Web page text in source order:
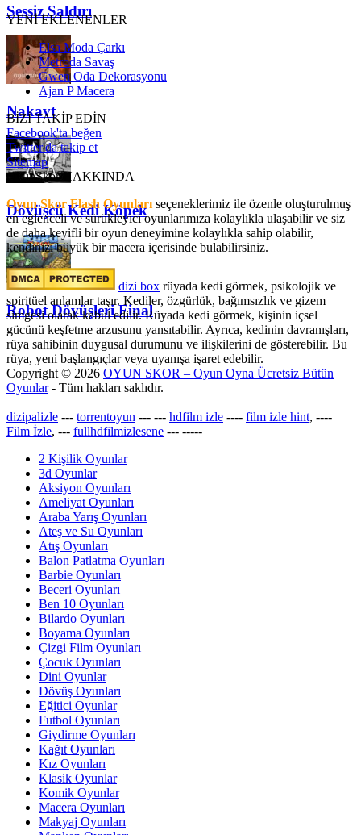
Sessiz Saldırı
Nakavt
Dövüşcü Kedi Köpek
Robot Dövüşleri Final
YENİ EKLENENLER
Elsa Moda Çarkı
Metroda Savaş
Gwen Oda Dekorasyonu
Ajan P Macera
BİZİ TAKİP EDİN
Facebook'ta beğen
Twitter'da takip et
Sitemap
OyunSkor HAKKINDA
Oyun Skor Flash Oyunları seçeneklerimiz ile özenle oluşturulmuş
en eğlenceli ve sürükleyici oyunlarımıza kolaylıkla ulaşabilir ve siz
de daha keyifli bir oyun deneyimine kolaylıkla sahip olabilir,
kendinizi büyük bir macera içerisinde bulabilirsiniz.
dizi box rüyada kedi görmek​, psikolojik ve
spiritüel anlamlar taşır. Kediler, özgürlük, bağımsızlık ve gizem
simgesi olarak kabul edilir. Rüyada kedi görmek, kişinin içsel
gücünü keşfetme arzusunu yansıtabilir. Ayrıca, kedinin davranışları,
rüya sahibinin duygusal durumunu ve ilişkilerini de gösterebilir. Bu
rüya, yeni başlangıçlar veya uyanışa işaret edebilir.
Copyright © 2026 OYUN SKOR – Oyun Oyna Ücretsiz Bütün
Oyunlar- Tüm hakları saklıdır.
dizipalizle --- torrentoyun --- --- hdfilm izle ---- film izle hint, ----
Film İzle, --- fullhdfilmizlesene --- -----
2 Kişilik Oyunlar
3d Oyunlar
Aksiyon Oyunları
Ameliyat Oyunları
Araba Yarış Oyunları
Ateş ve Su Oyunları
Atış Oyunları
Balon Patlatma Oyunları
Barbie Oyunları
Beceri Oyunları
Ben 10 Oyunları
Bilardo Oyunları
Boyama Oyunları
Çizgi Film Oyunları
Çocuk Oyunları
Dini Oyunlar
Dövüş Oyunları
Eğitici Oyunlar
Futbol Oyunları
Giydirme Oyunları
Kağıt Oyunları
Kız Oyunları
Klasik Oyunlar
Komik Oyunlar
Macera Oyunları
Makyaj Oyunları